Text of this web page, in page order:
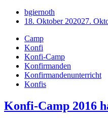
bgiernoth
18. Oktober 202027.
Camp
Konfi
Konfi-Camp
Konfirmanden
Konfirmandenunterricht
Konfis
Konfi-Camp 2016